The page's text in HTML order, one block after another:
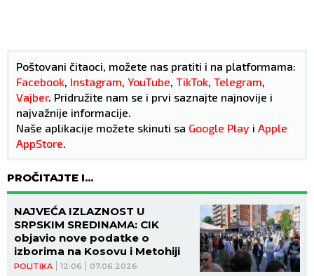
Poštovani čitaoci, možete nas pratiti i na platformama:
Facebook, Instagram, YouTube, TikTok, Telegram,
Vajber. Pridružite nam se i prvi saznajte najnovije i
najvažnije informacije.
Naše aplikacije možete skinuti sa Google Play i Apple
AppStore.
PROČITAJTE I...
POLITIKA 12:06 07.06.2026
NAJVEĆA IZLAZNOST U
SRPSKIM SREDINAMA: CIK
objavio nove podatke o
izborima na Kosovu i Metohiji